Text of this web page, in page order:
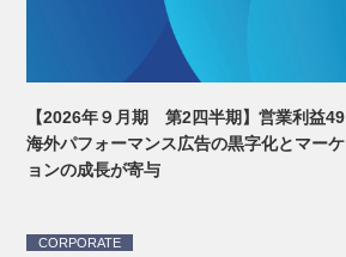
【2026年９月期 第2四半期】営業利益
海外パフォーマンス広告の黒字化とマー
ョンの成長が寄与
CORPORATE